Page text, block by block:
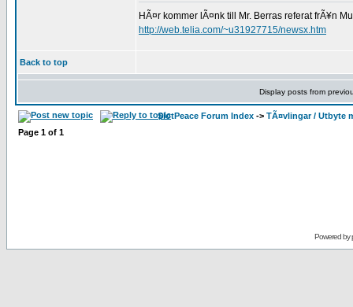
HÃ¤r kommer lÃ¤nk till Mr. Berras referat frÃ¥n
http://web.telia.com/~u31927715/newsx.htm
Back to top
Display posts from
SlotPeace Forum Index -> TÃ¤vlingar / Utbyte
Page 1 of 1
Powered by